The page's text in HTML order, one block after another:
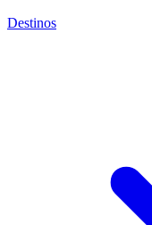
Destinos